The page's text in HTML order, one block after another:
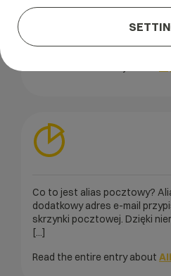
określają krok po kroku, jak
wykonać określone zadanie.
Co to jest alias pocztowy?
dodatkowy adres e-mail
skrzynki pocztowej. Dzięki
[...]
Read the entire entry about